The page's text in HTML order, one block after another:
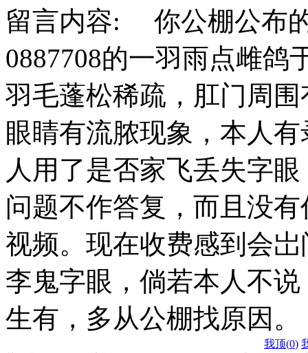
留言内容: 你公棚公布
0887708的一羽雨点雌鸽
羽毛蓬松稀疏，肛门周
眼睛有流脓现象，本人
人用了是否家飞丢失字
问题不作答复，而且没
视频。现在收费感到会
李鬼字眼，倘若本人不
生有，多从公棚找原因。
我顶(0)